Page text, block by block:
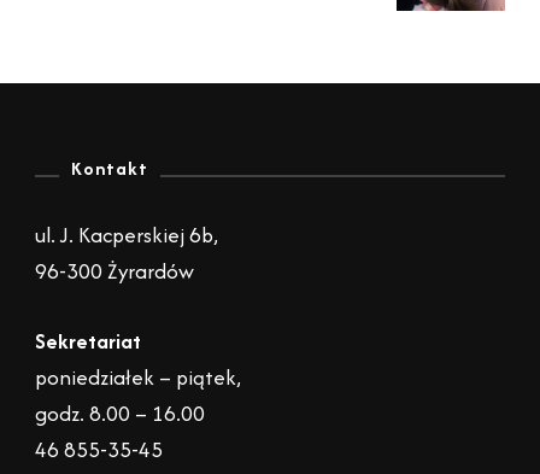
N
i
g
a
Kontakt
ul. J. Kacperskiej 6b,
96-300 Żyrardów
Sekretariat
poniedziałek – piątek,
godz. 8.00 – 16.00
46 855-35-45